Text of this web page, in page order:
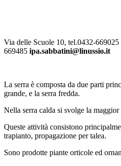
Via delle Scuole 10, tel.0432-
669485 ipa.sabbatini@linussio.it
La serra è composta da due parti
grande, e la serra fredda.
Nella serra calda si svolge la
Queste attività consistono
trapianto, propagazione per talea.
Sono prodotte piante orticole ed